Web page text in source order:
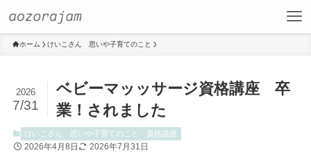
ホーム けいこさん 思いや子育てのこと
ベビーマッッサージ資格講座 卒
業！されました
2026
7/31
けいこさん 思いや子育てのこと 資格講座
2026年4月8日 2026年7月31日